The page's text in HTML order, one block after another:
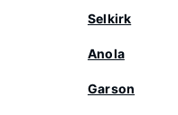
Selkirk
Anola
Garson